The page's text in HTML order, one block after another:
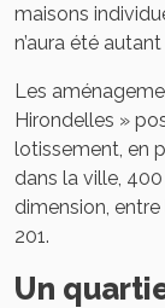
maisons
n’aura été autant
Les
Hirondelles »
lotissement, en
dans la ville,
dimension,
201.
Un